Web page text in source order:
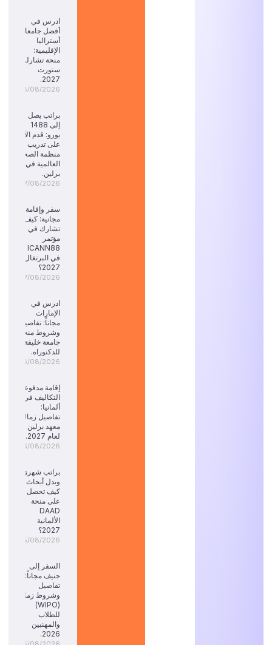
ادرس في
أفضل جامعات
أستراليا
الإقليمية:
منحة تشارلز
ستورت
2027.
08/08/2026
براتب يصل
إلى 1488
يورو: قدم الآن
على تدريب
منظمة الصحة
العالمية في
برلين.
07/08/2026
سفر وإقامة
مجانية: كيف
تشارك في
مؤتمر
ICANN88
في البرتغال
2027؟
07/08/2026
ادرس في
الإمارات
مجاناً: تفاصيل
وشروط منحة
جامعة خليفة
للدكتوراه.
06/08/2026
إقامة مدفوعة
التكاليف في
ألمانيا:
تفاصيل زمالة
معهد برلين
لعام 2027.
06/08/2026
براتب شهري
وبدل أبحاث:
كيف تحصل
على منحة
DAAD
الألمانية
2027؟
05/08/2026
السفر إلى
جنيف مجاناً:
تفاصيل
وشروط زمالة
(WIPO)
للطلاب
والمهنيين
2026.